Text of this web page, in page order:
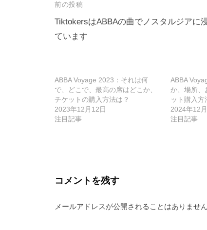
投
稿
ナ
ー
シ
ョ
前の投稿
TiktokersはABBAの曲でノスタルジアに
ています
ABBA Voyage 2023：それは何
で、どこで、最高の席はどこか、
チケットの購入方法は？
2023年12月12日
注目記事
ABBA
か、場所、
ット購入方
2024年12
注目記事
コメントを残す
メールアドレスが公開されることはありません